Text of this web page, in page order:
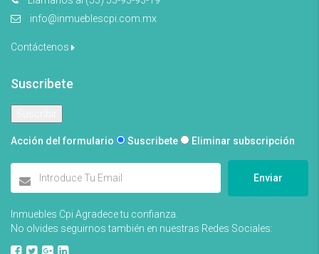
info@inmueblescpi.com.mx
Contáctenos
Suscribete
Acción del formulario Suscribete Eliminar subscripción
Enviar
Inmuebles Cpi Agradece tu confianza.
No olvides seguirnos también en nuestras Redes Sociales: